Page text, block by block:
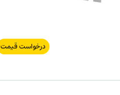
درخواست قیمت